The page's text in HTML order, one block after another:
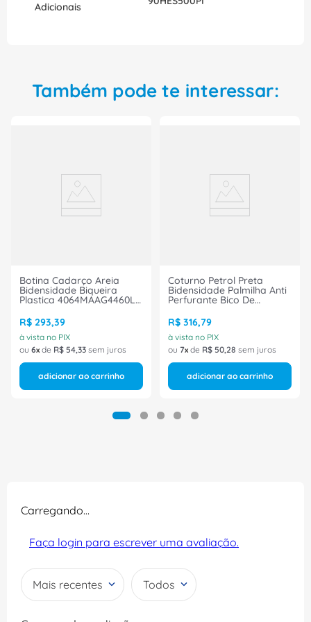
Adicionais
Também pode te interessar:
Botina Cadarço Areia
Bidensidade Biqueira
Plastica 4064MAAG4460LH
Bracol
R$ 293,39
à vista no PIX
ou 6 de R$ 54,33 sem juros
adicionar ao carrinho
Coturno Petrol Preta
Bidensidade Palmilha Anti
Perfurante Bico De
4087HTPL1662 Tamanho
38 CA 30535 Bracol
R$ 316,79
à vista no PIX
ou 7 de R$ 50,28 sem juros
adicionar ao carrinho
Carregando…
Faça login para escrever uma avaliação.
Mais recentes Todos